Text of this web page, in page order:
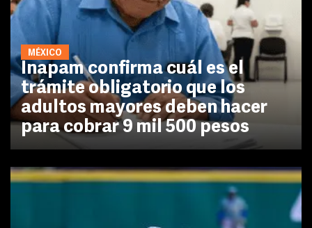
MÉXICO
Inapam confirma cuál es el
trámite obligatorio que los
adultos mayores deben hacer
para cobrar 9 mil 500 pesos